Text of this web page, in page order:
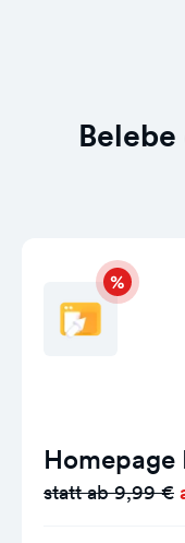
Homepage
statt ab 9,99 €